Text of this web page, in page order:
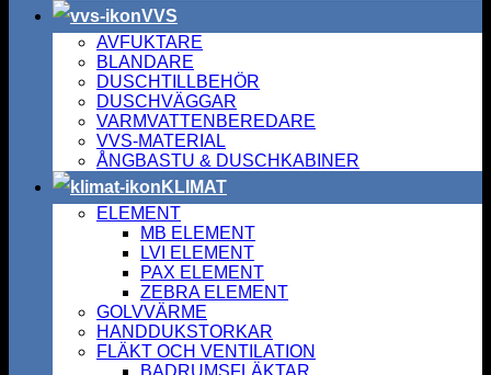
VVS
AVFUKTARE
BLANDARE
DUSCHTILLBEHÖR
DUSCHVÄGGAR
VARMVATTENBEREDARE
VVS-MATERIAL
ÅNGBASTU & DUSCHKABINER
KLIMAT
ELEMENT
MB ELEMENT
LVI ELEMENT
PAX ELEMENT
ZEBRA ELEMENT
GOLVVÄRME
HANDDUKSTORKAR
FLÄKT OCH VENTILATION
BADRUMSFLÄKTAR